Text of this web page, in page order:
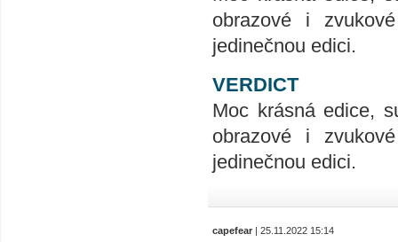
obrazové i
jedinečnou edici.
VERDICT
Moc krásná edice,
obrazové i
jedinečnou edici.
capefear | 25.11.2022 15:14